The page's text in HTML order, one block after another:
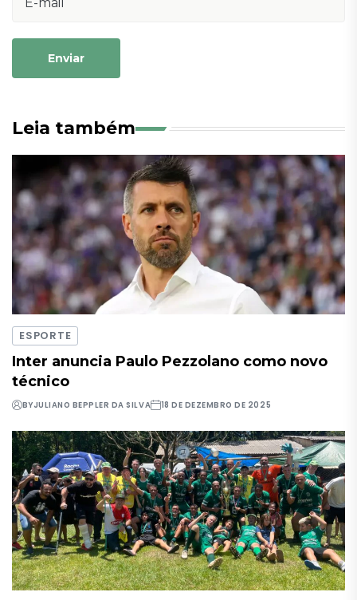
Enviar
Leia também
ESPORTE
Inter anuncia Paulo Pezzolano como novo
técnico
BYJULIANO BEPPLER DA SILVA 18 DE DEZEMBRO DE 2025